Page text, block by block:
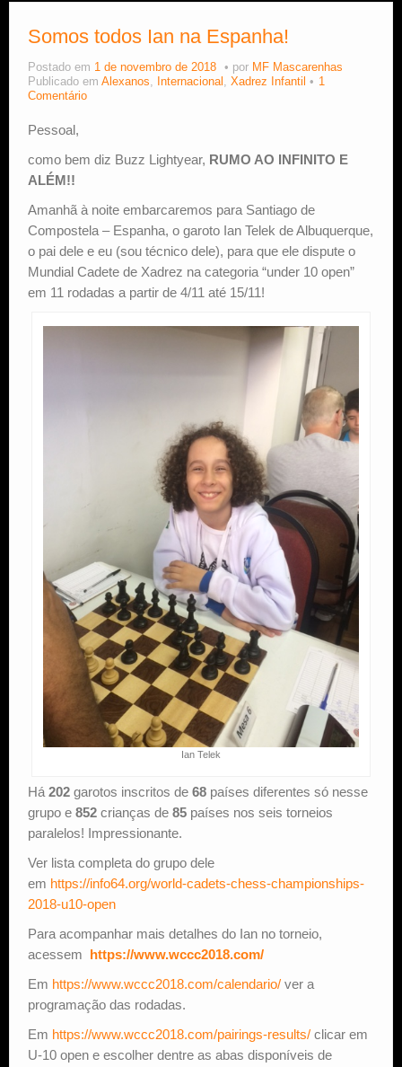
Estude Xadrez
Somos todos Ian na Espanha!
Postado em 1 de novembro de 2018 por MF Mascarenhas
Publicado em Alexanos, Internacional , Xadrez Infantil
1
Comentário
Pessoal,
como bem diz Buzz Lightyear, RUMO AO INFINITO E
ALÉM!!
Amanhã à noite embarcaremos para Santiago de
Compostela – Espanha, o garoto Ian Telek de Albuquerque,
o pai dele e eu (sou técnico dele), para que ele dispute o
Mundial Cadete de Xadrez na categoria “under 10 open”
em 11 rodadas a partir de 4/11 até 15/11!
Ian Telek
Há 202 garotos inscritos de 68 países diferentes só nesse
grupo e 852 crianças de 85 países nos seis torneios
paralelos! Impressionante.
Ver lista completa do grupo dele
em https://info64.org/world-cadets-chess-championships-
2018-u10-open
Para acompanhar mais detalhes do Ian no torneio,
acessem https://www.wccc2018.com/
Em https://www.wccc2018.com/calendario/ ver a
programação das rodadas.
Em https://www.wccc2018.com/pairings-results/ clicar em
U-10 open e escolher dentre as abas disponíveis de